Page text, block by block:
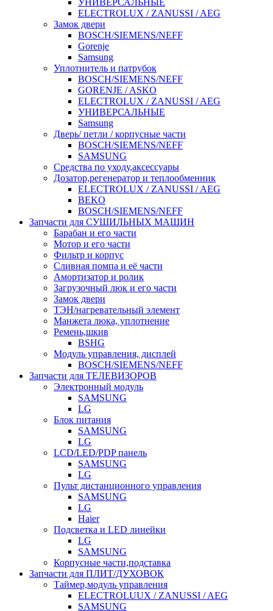
УНИВЕРСАЛЬНЫЕ
ELECTROLUX / ZANUSSI / AEG
Замок двери
BOSCH/SIEMENS/NEFF
Gorenje
Samsung
Уплотнитель и патрубок
BOSCH/SIEMENS/NEFF
GORENJE / ASKO
ELECTROLUX / ZANUSSI / AEG
УНИВЕРСАЛЬНЫЕ
Samsung
Дверь/ петли / корпусные части
BOSCH/SIEMENS/NEFF
SAMSUNG
Средства по уходу,аксессуары
Дозатор,регенератор и теплообменник
ELECTROLUX / ZANUSSI / AEG
BEKO
BOSCH/SIEMENS/NEFF
Запчасти для СУШИЛЬНЫХ МАШИН
Барабан и его части
Мотор и его части
Фильтр и корпус
Сливная помпа и её части
Амортизатор и ролик
Загрузочный люк и его части
Замок двери
ТЭН/нагревательный элемент
Манжета люка, уплотнение
Ремень,шкив
BSHG
Модуль управления, дисплей
BOSCH/SIEMENS/NEFF
Запчасти для ТЕЛЕВИЗОРОВ
Электронный модуль
SAMSUNG
LG
Блок питания
SAMSUNG
LG
LCD/LED/PDP панель
SAMSUNG
LG
Пульт дистанционного управления
SAMSUNG
LG
Haier
Подсветка и LED линейки
LG
SAMSUNG
Корпусные части,подставка
Запчасти для ПЛИТ/ДУХОВОК
Таймер,модуль управления
ELECTROLUUX / ZANUSSI / AEG
SAMSUNG